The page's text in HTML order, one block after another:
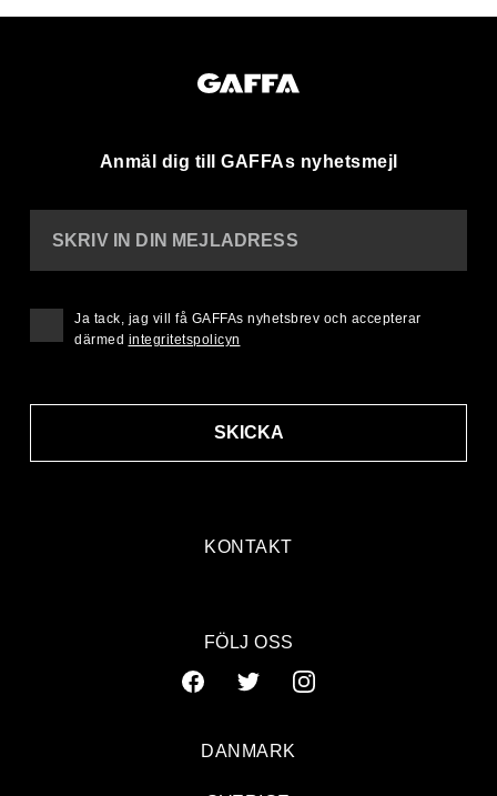
Anmäl dig till GAFFAs nyhetsmejl
KONTAKT
SKRIV IN DIN MEJLADRESS
SKICKA
Ja tack, jag vill få GAFFAs nyhetsbrev och accepterar
därmed integritetspolicyn
FÖLJ OSS
DANMARK